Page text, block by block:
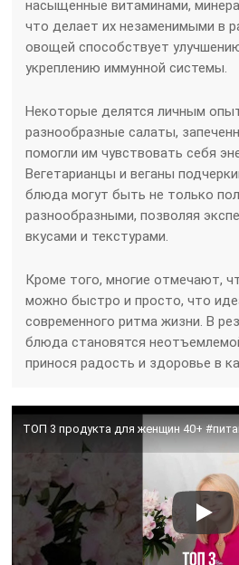
насыщенные витаминами,
что делает их незаменимыми в
овощей способствует
укреплению иммунной системы.
Некоторые делятся личным
разнообразные салаты,
помогли им чувствовать себя
Вегетарианцы и веганы
блюда могут быть не только
разнообразными, позволяя
вкусами и текстурами.
Кроме того, многие отмечают,
можно быстро и просто, что
современного ритма жизни. В
блюда становятся
принося радость и здоровье в